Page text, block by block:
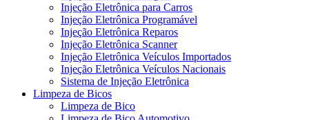
Injeção Eletrônica para Carros
Injeção Eletrônica Programável
Injeção Eletrônica Reparos
Injeção Eletrônica Scanner
Injeção Eletrônica Veículos Importados
Injeção Eletrônica Veículos Nacionais
Sistema de Injeção Eletrônica
Limpeza de Bicos
Limpeza de Bico